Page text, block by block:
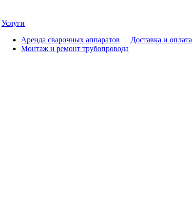
Услуги
Аренда сварочных аппаратов
Монтаж и ремонт трубопровода
Доставка и оплата